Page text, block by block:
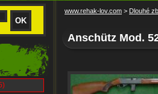
www.rehak-lov.com > Dlouhé
Anschütz Mod.